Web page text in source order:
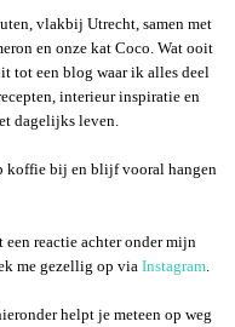
vlakbij Utrecht, samen met
en onze kat Coco. Wat ooit
tot een blog waar ik alles deel
interieur inspiratie en
dagelijks leven.
koffie bij en blijf vooral hangen
reactie achter onder mijn
me gezellig op via Instagram
helpt je meteen op weg